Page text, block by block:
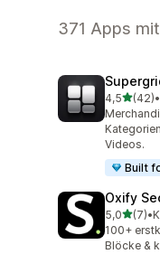
371 Apps mit
4,5von 5
(42)
42 •
Videos.
Built
Oxify
5,0von 5
(7)
7 •
100+
Blöcke &